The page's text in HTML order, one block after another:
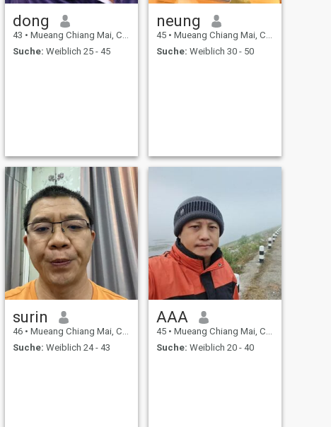
dong
43 • Mueang Chiang Mai, Chiang Mai, Thailand
Suche: Weiblich 25 - 45
neung
45 • Mueang Chiang Mai, Chiang Mai, Thailand
Suche: Weiblich 30 - 50
surin
46 • Mueang Chiang Mai, Chiang Mai, Thailand
Suche: Weiblich 24 - 43
AAA
45 • Mueang Chiang Mai, Chiang Mai, Thailand
Suche: Weiblich 20 - 40